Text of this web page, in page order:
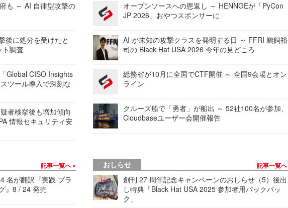
も ～ AI 自律型攻撃の
後に処分を受けたと
ト調査
Global CISO Insights
ツール導入で深刻な
者検挙後も増加傾向
情報セキュリティ安
オープンソースへの恩返し ～ HENNGEが「PyCon
JP 2026」おやつスポンサーに
AI が未知の攻撃クラスを発明する日 ～ FFRI 鵜飼裕
司の Black Hat USA 2026 今年の見どころ
総務省が10月に全国でCTF開催 ～ 全国9会場とオン
ライン
クルーズ船で「勇者」が船出 ～ 52社100名が参加、
Cloudbaseユーザー会開催報告
記事一覧へ
名が翻訳『実践 プラ
』8 / 24 発売
おしらせ 記事一覧へ
創刊 27 周年記念キャンペーンのおしらせ（5）後出
し特典「Black Hat USA 2025 参加者用バックパッ
ク」